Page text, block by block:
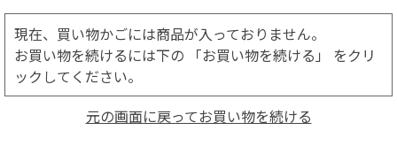
現在、買い物かごには商品が入っておりません。
お買い物を続けるには下の 「お買い物を続ける」 をクリ
ックしてください。
元の画面に戻ってお買い物を続ける